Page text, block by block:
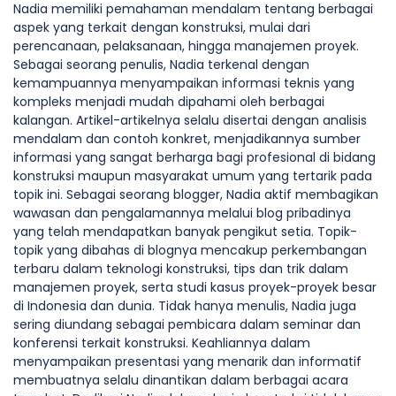
Nadia memiliki pemahaman mendalam tentang berbagai
aspek yang terkait dengan konstruksi, mulai dari
perencanaan, pelaksanaan, hingga manajemen proyek.
Sebagai seorang penulis, Nadia terkenal dengan
kemampuannya menyampaikan informasi teknis yang
kompleks menjadi mudah dipahami oleh berbagai
kalangan. Artikel-artikelnya selalu disertai dengan analisis
mendalam dan contoh konkret, menjadikannya sumber
informasi yang sangat berharga bagi profesional di bidang
konstruksi maupun masyarakat umum yang tertarik pada
topik ini. Sebagai seorang blogger, Nadia aktif membagikan
wawasan dan pengalamannya melalui blog pribadinya
yang telah mendapatkan banyak pengikut setia. Topik-
topik yang dibahas di blognya mencakup perkembangan
terbaru dalam teknologi konstruksi, tips dan trik dalam
manajemen proyek, serta studi kasus proyek-proyek besar
di Indonesia dan dunia. Tidak hanya menulis, Nadia juga
sering diundang sebagai pembicara dalam seminar dan
konferensi terkait konstruksi. Keahliannya dalam
menyampaikan presentasi yang menarik dan informatif
membuatnya selalu dinantikan dalam berbagai acara